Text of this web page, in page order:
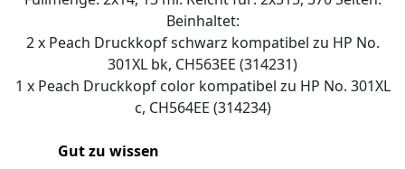
Beinhaltet:
2 x Peach Druckkopf schwarz kompatibel zu HP No.
301XL bk, CH563EE (314231)
1 x Peach Druckkopf color kompatibel zu HP No. 301XL
c, CH564EE (314234)
Gut zu wissen